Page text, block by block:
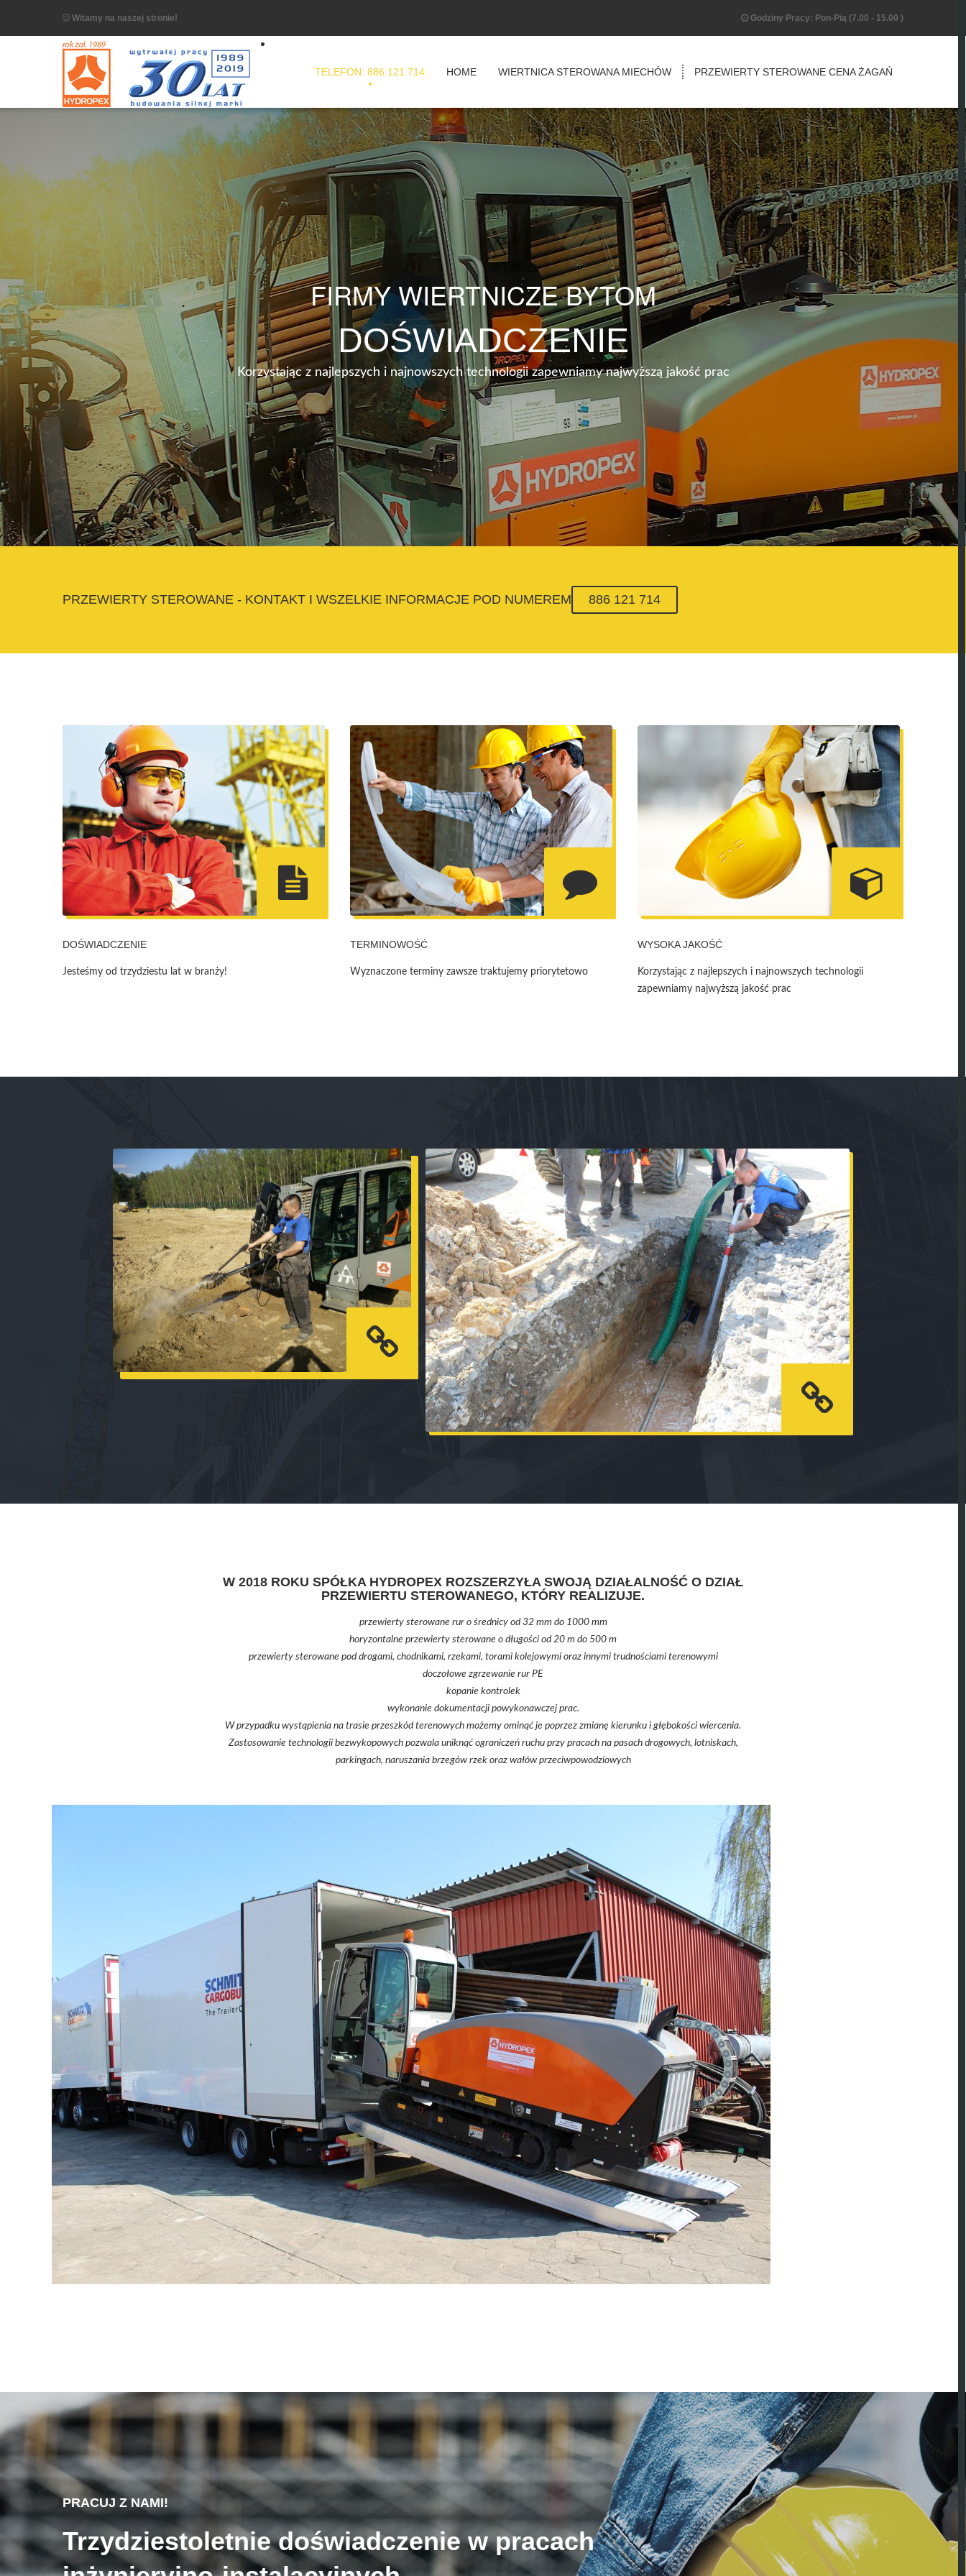
Witamy na naszej stronie! Godziny Pracy: Pon-Pią (7.00 - 15.00 )
TELEFON: 886 121 714 HOME WIERTNICA STEROWANA MIECHÓW PRZEWIERTY STEROWANE CENA ŻAGAŃ
FIRMY WIERTNICZE BYTOM
DOŚWIADCZENIE
Korzystając z najlepszych i najnowszych technologii zapewniamy najwyższą jakość prac
PRZEWIERTY STEROWANE - KONTAKT I WSZELKIE INFORMACJE POD NUMEREM 886 121 714
DOŚWIADCZENIE
Jesteśmy od trzydziestu lat w branży!
TERMINOWOŚĆ
Wyznaczone terminy zawsze traktujemy priorytetowo
WYSOKA JAKOŚĆ
Korzystając z najlepszych i najnowszych technologii
zapewniamy najwyższą jakość prac
W 2018 ROKU SPÓŁKA HYDROPEX ROZSZERZYŁA SWOJĄ DZIAŁALNOŚĆ O DZIAŁ
PRZEWIERTU STEROWANEGO, KTÓRY REALIZUJE.
przewierty sterowane rur o średnicy od 32 mm do 1000 mm
horyzontalne przewierty sterowane o długości od 20 m do 500 m
przewierty sterowane pod drogami, chodnikami, rzekami, torami kolejowymi oraz innymi trudnościami terenowymi
doczołowe zgrzewanie rur PE
kopanie kontrolek
wykonanie dokumentacji powykonawczej prac.
W przypadku wystąpienia na trasie przeszkód terenowych możemy ominąć je poprzez zmianę kierunku i głębokości wiercenia.
Zastosowanie technologii bezwykopowych pozwala uniknąć ograniczeń ruchu przy pracach na pasach drogowych, lotniskach,
parkingach, naruszania brzegów rzek oraz wałów przeciwpowodziowych
PRACUJ Z NAMI!
Trzydziestoletnie doświadczenie w pracach